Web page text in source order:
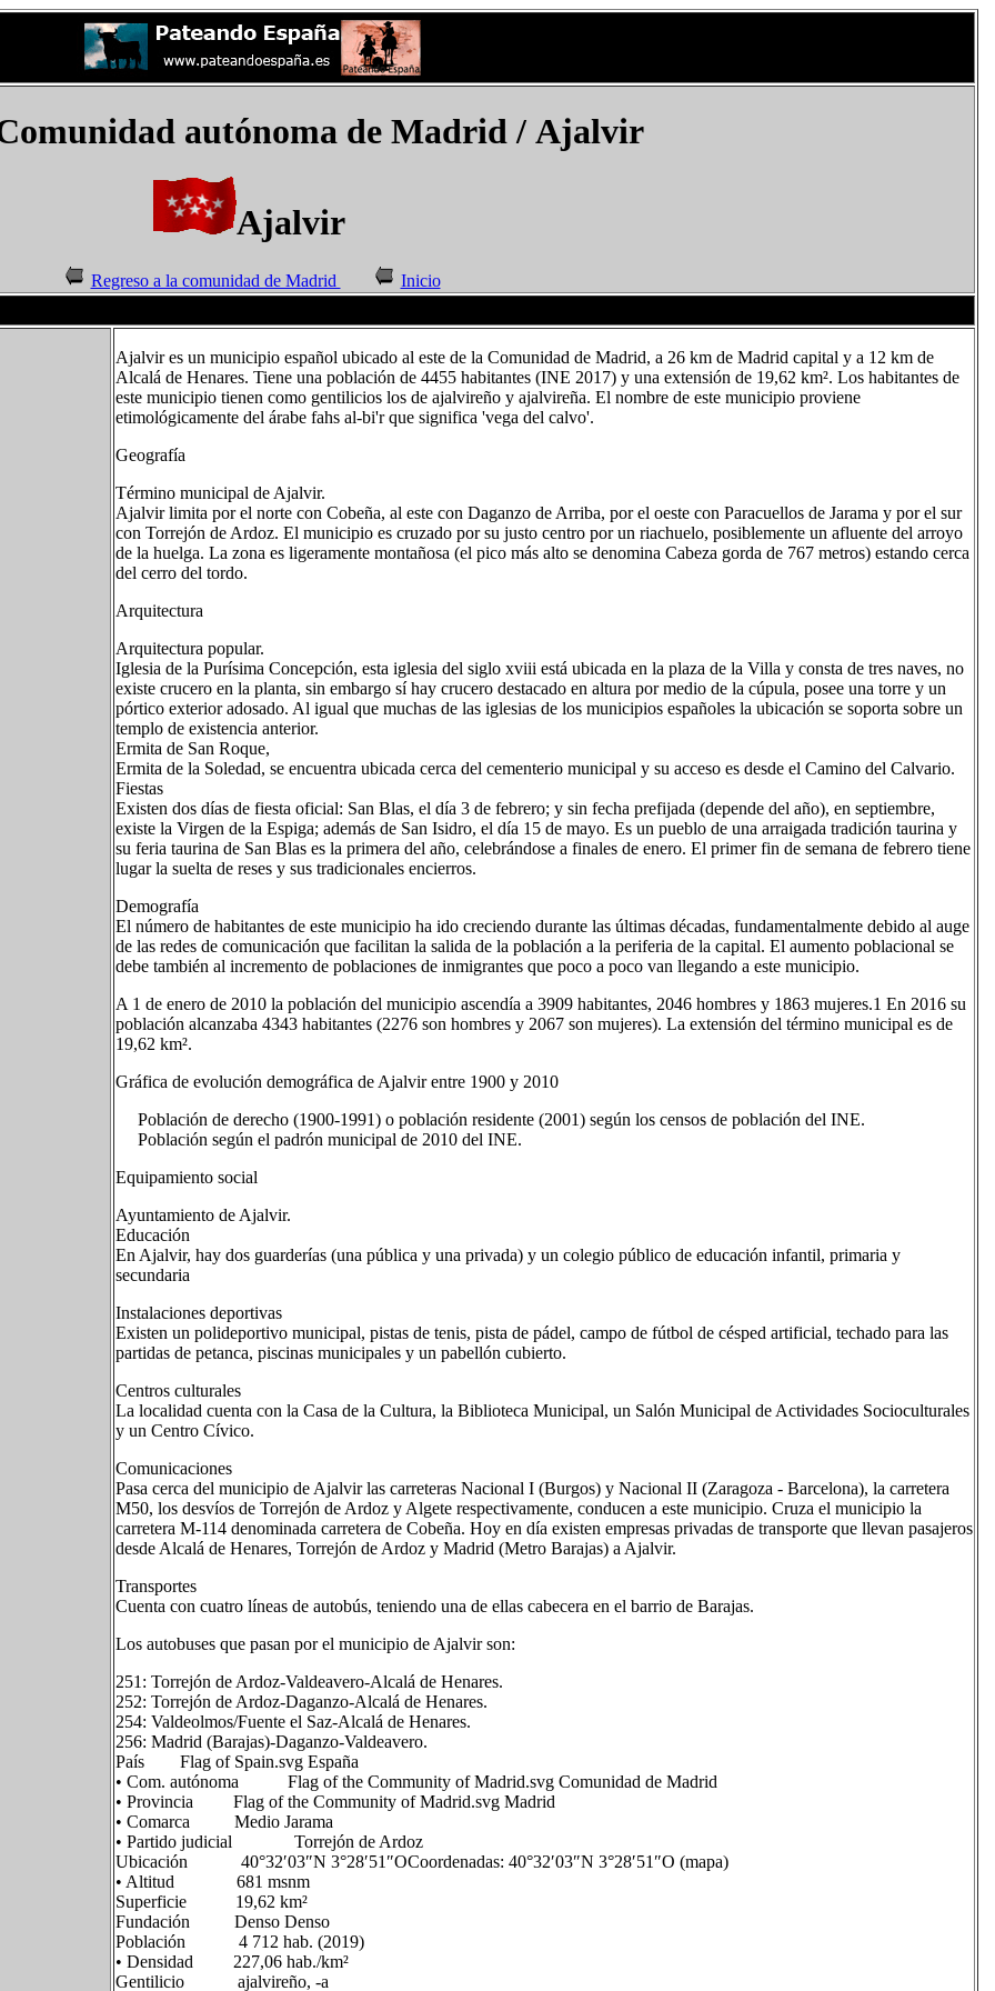
autónoma de Madrid / Ajalvir
Ajalvir
Regreso a la comunidad de Madrid Inicio
Ajalvir es un municipio español ubicado al este de la Comunidad de Madrid, a 26 km de Madrid capital y a 12 km de
Alcalá de Henares. Tiene una población de 4455 habitantes (INE 2017) y una extensión de 19,62 km². Los habitantes de
este municipio tienen como gentilicios los de ajalvireño y ajalvireña. El nombre de este municipio proviene
etimológicamente del árabe fahs al-bi'r que significa 'vega del calvo'.
Geografía
Término municipal de Ajalvir.
Ajalvir limita por el norte con Cobeña, al este con Daganzo de Arriba, por el oeste con Paracuellos de Jarama y por el sur
con Torrejón de Ardoz. El municipio es cruzado por su justo centro por un riachuelo, posiblemente un afluente del arroyo
de la huelga. La zona es ligeramente montañosa (el pico más alto se denomina Cabeza gorda de 767 metros) estando cerca
del cerro del tordo.
Arquitectura
Arquitectura popular.
Iglesia de la Purísima Concepción, esta iglesia del siglo xviii está ubicada en la plaza de la Villa y consta de tres naves, no
existe crucero en la planta, sin embargo sí hay crucero destacado en altura por medio de la cúpula, posee una torre y un
pórtico exterior adosado. Al igual que muchas de las iglesias de los municipios españoles la ubicación se soporta sobre un
templo de existencia anterior.
Ermita de San Roque,
Ermita de la Soledad, se encuentra ubicada cerca del cementerio municipal y su acceso es desde el Camino del Calvario.
Fiestas
Existen dos días de fiesta oficial: San Blas, el día 3 de febrero; y sin fecha prefijada (depende del año), en septiembre,
existe la Virgen de la Espiga; además de San Isidro, el día 15 de mayo. Es un pueblo de una arraigada tradición taurina y
su feria taurina de San Blas es la primera del año, celebrándose a finales de enero. El primer fin de semana de febrero tiene
lugar la suelta de reses y sus tradicionales encierros.
Demografía
El número de habitantes de este municipio ha ido creciendo durante las últimas décadas, fundamentalmente debido al auge
de las redes de comunicación que facilitan la salida de la población a la periferia de la capital. El aumento poblacional se
debe también al incremento de poblaciones de inmigrantes que poco a poco van llegando a este municipio.
A 1 de enero de 2010 la población del municipio ascendía a 3909 habitantes, 2046 hombres y 1863 mujeres.1​ En 2016 su
población alcanzaba 4343 habitantes (2276 son hombres y 2067 son mujeres). La extensión del término municipal es de
19,62 km².
Gráfica de evolución demográfica de Ajalvir entre 1900 y 2010
Población de derecho (1900-1991) o población residente (2001) según los censos de población del INE.
Población según el padrón municipal de 2010 del INE.
Equipamiento social
Ayuntamiento de Ajalvir.
Educación
En Ajalvir, hay dos guarderías (una pública y una privada) y un colegio público de educación infantil, primaria y
secundaria
Instalaciones deportivas
Existen un polideportivo municipal, pistas de tenis, pista de pádel, campo de fútbol de césped artificial, techado para las
partidas de petanca, piscinas municipales y un pabellón cubierto.
Centros culturales
La localidad cuenta con la Casa de la Cultura, la Biblioteca Municipal, un Salón Municipal de Actividades Socioculturales
y un Centro Cívico.
Comunicaciones
Pasa cerca del municipio de Ajalvir las carreteras Nacional I (Burgos) y Nacional II (Zaragoza - Barcelona), la carretera
M50, los desvíos de Torrejón de Ardoz y Algete respectivamente, conducen a este municipio. Cruza el municipio la
carretera M-114 denominada carretera de Cobeña. Hoy en día existen empresas privadas de transporte que llevan pasajeros
desde Alcalá de Henares, Torrejón de Ardoz y Madrid (Metro Barajas) a Ajalvir.
Transportes
Cuenta con cuatro líneas de autobús, teniendo una de ellas cabecera en el barrio de Barajas.
Los autobuses que pasan por el municipio de Ajalvir son:
251: Torrejón de Ardoz-Valdeavero-Alcalá de Henares.
252: Torrejón de Ardoz-Daganzo-Alcalá de Henares.
254: Valdeolmos/Fuente el Saz-Alcalá de Henares.
256: Madrid (Barajas)-Daganzo-Valdeavero.
País Flag of Spain.svg España
• Com. autónoma Flag of the Community of Madrid.svg Comunidad de Madrid
• Provincia Flag of the Community of Madrid.svg Madrid
• Comarca Medio Jarama
• Partido judicial Torrejón de Ardoz
Ubicación 40°32′03″N 3°28′51″OCoordenadas: 40°32′03″N 3°28′51″O (mapa)
• Altitud 681 msnm
Superficie 19,62 km²
Fundación Denso Denso
Población 4 712 hab. (2019)
• Densidad 227,06 hab./km²
Gentilicio ajalvireño, -a